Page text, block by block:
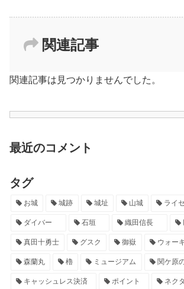
関連記事
関連記事は見つかりませんでした。
最近のコメント
タグ
お城 城跡 城址 山城 ライ
ダイバー 石垣 織田信長
真田十勇士 グスク 御嶽 ウォー
森蘭丸 櫓 ミュージアム 関ケ原
キャッシュレス決済 ポイント ネク